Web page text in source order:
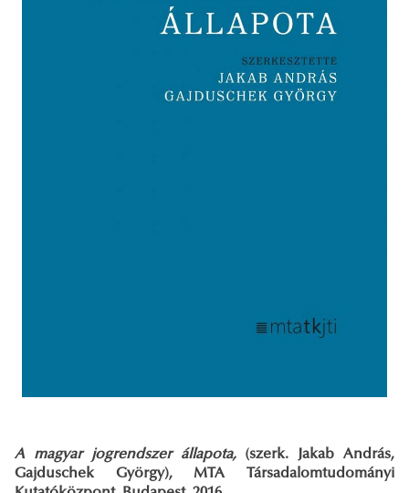
A magyar jogrendszer állapota,(szerk. Jakab András,
Gajduschek György), MTA Társadalomtudományi